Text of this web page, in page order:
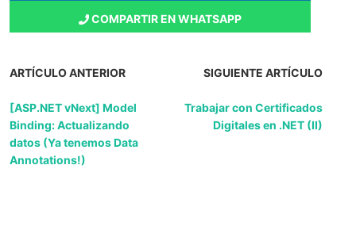
COMPARTIR EN WHATSAPP
ARTÍCULO ANTERIOR
[ASP.NET vNext] Model
Binding: Actualizando
datos (Ya tenemos Data
Annotations!)
SIGUIENTE ARTÍCULO
Trabajar con Certificados
Digitales en .NET (II)